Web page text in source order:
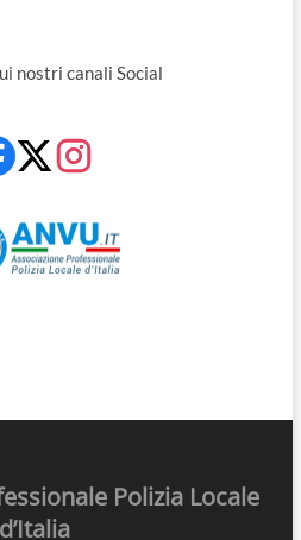
nostri canali Social
Polizia Locale
d’Italia